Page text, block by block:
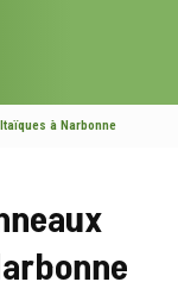
à Narbonne